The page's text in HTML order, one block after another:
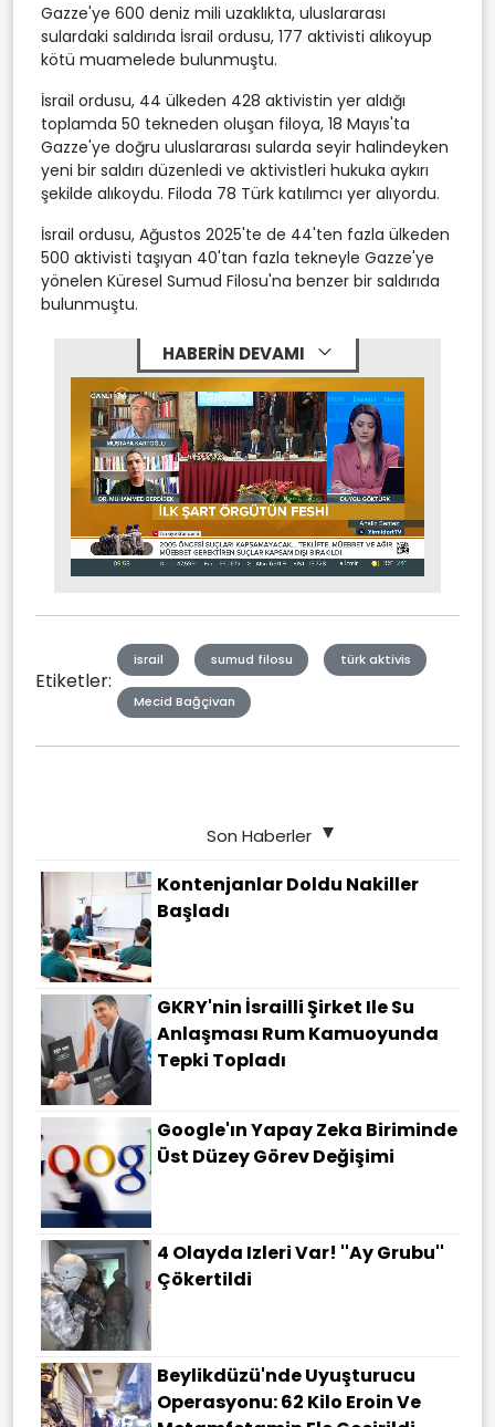
Gazze'ye 600 deniz mili uzaklıkta, uluslararası
sulardaki saldırıda İsrail ordusu, 177 aktivisti alıkoyup
kötü muamelede bulunmuştu.
İsrail ordusu, 44 ülkeden 428 aktivistin yer aldığı
toplamda 50 tekneden oluşan filoya, 18 Mayıs'ta
Gazze'ye doğru uluslararası sularda seyir halindeyken
yeni bir saldırı düzenledi ve aktivistleri hukuka aykırı
şekilde alıkoydu. Filoda 78 Türk katılımcı yer alıyordu.
İsrail ordusu, Ağustos 2025'te de 44'ten fazla ülkeden
500 aktivisti taşıyan 40'tan fazla tekneyle Gazze'ye
yönelen Küresel Sumud Filosu'na benzer bir saldırıda
bulunmuştu.
HABERİN DEVAMI
Unmute Stream
Etiketler:
israil sumud filosu türk aktivis
Mecid Bağçivan
Son Haberler
Kontenjanlar Doldu Nakiller
Başladı
GKRY'nin İsrailli Şirket Ile Su
Anlaşması Rum Kamuoyunda
Tepki Topladı
Google'ın Yapay Zeka Biriminde
Üst Düzey Görev Değişimi
4 Olayda Izleri Var! ''Ay Grubu''
Çökertildi
Beylikdüzü'nde Uyuşturucu
Operasyonu: 62 Kilo Eroin Ve